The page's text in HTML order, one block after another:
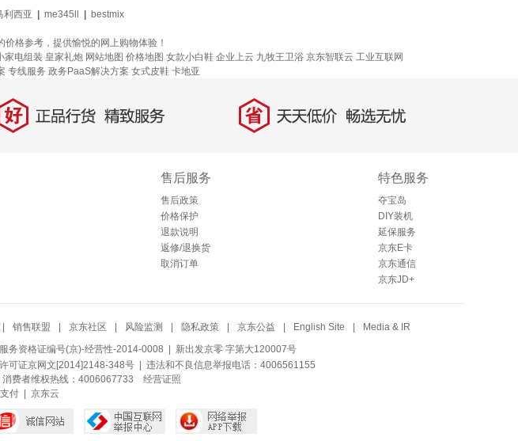
利西亚 me345ll
bestmix
格参考，提供愉悦的网上购物体验！
家电组装 皇家礼炮 网站地图 价格地图 女款小白鞋 企业上云 九牧王卫浴 京东智联云 工业互联网
专线服务 政务PaaS解决方案 女式皮鞋 卡地亚
正品行货，精致服务 省 天天低价，畅选无忧
售后服务
售后政策
价格保护
退款说明
返修/退换货
取消订单
特色服务
夺宝岛
DIY装机
延保服务
京东E卡
京东通信
京东JD+
销售联盟 京东社区 风险监测 隐私政策 京东公益 English Site Media & IR
务资格证编号(京)-经营性-2014-0008 | 新出发京零 字第大120007号
可证京网文[2014]2148-348号| 违法和不良信息举报电话：4006561155
费者维权热线：4006067733 经营证照
付| 京东云